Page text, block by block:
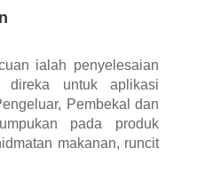
ialah penyelesaian
direka untuk aplikasi
Pembekal dan
pada produk
makanan, runcit